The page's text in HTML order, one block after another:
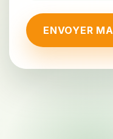
ENVOYER